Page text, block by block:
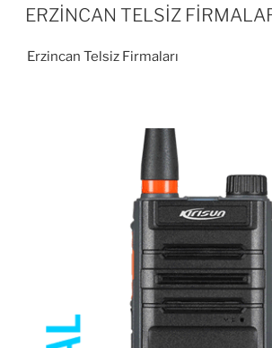
TARIHI
ERZİNCAN TELSİZ
Erzincan Telsiz Firmaları